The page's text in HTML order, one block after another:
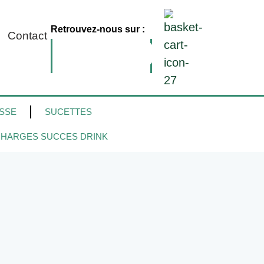
Contact
Retrouvez-nous sur :
SUCETTES
SUCCES DRINK